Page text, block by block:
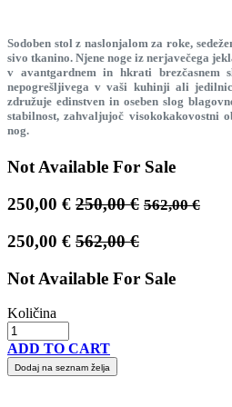
Sodoben stol z naslonjalom za roke,
sivo tkanino. Njene noge iz nerjavečega
v avantgardnem in hkrati brezčasnem
nepogrešljivega v vaši kuhinji ali
združuje edinstven in oseben slog
stabilnost, zahvaljujoč visokokakovostni
nog.
Not Available For Sale
250,00 € 250,00€ 562,00€
250,00 € 562,00€
Not Available For Sale
Količina
ADD TO CART
Dodaj na seznam želja